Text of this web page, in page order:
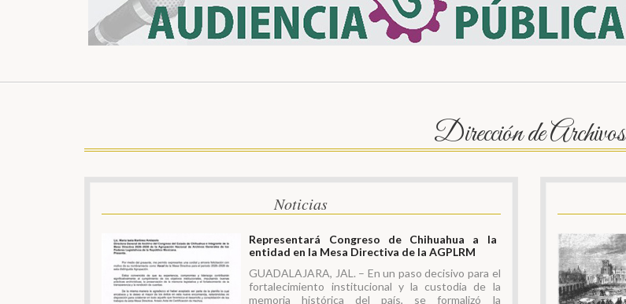
Dirección de Archivos
Noticias
Representará Congreso de Chihuahua a la
entidad en la Mesa Directiva de la AGPLRM
GUADALAJARA, JAL. – En un paso decisivo para el
fortalecimiento institucional y la custodia de la
memoria histórica del país, se formalizó la